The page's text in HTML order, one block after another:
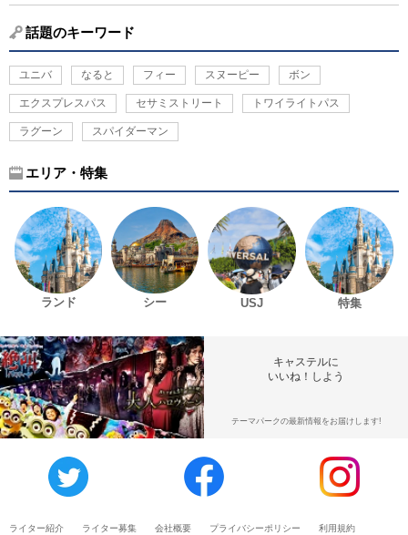
話題のキーワード
ユニバ なると フィー スヌーピー ボン
エクスプレスパス セサミストリート トワイライトパス
ラグーン スパイダーマン
エリア・特集
ランド シー USJ 特集
キャステルに
いいね！しよう
テーマパークの最新情報をお届けします!
ライター紹介 ライター募集 会社概要 プライバシーポリシー 利用規約